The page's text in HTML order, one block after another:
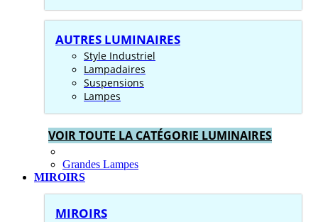
AUTRES LUMINAIRES
Style Industriel
Lampadaires
Suspensions
Lampes
VOIR TOUTE LA CATÉGORIE LUMINAIRES
Grandes Lampes
MIROIRS
MIROIRS